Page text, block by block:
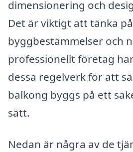
dimensionering och
Det är viktigt att tänka
byggbestämmelser och
professionellt företag
dessa regelverk för att
balkong byggs på ett
sätt.
Nedan är några av de